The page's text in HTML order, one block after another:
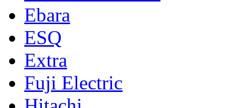
Ebara
ESQ
Extra
Fuji Electric